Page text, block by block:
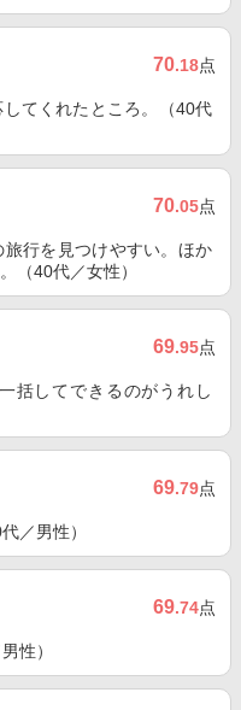
70.18点
てくれたところ。（40代
70.05点
行を見つけやすい。ほか
（40代／女性）
69.95点
括してできるのがうれし
69.79点
／男性）
69.74点
性）